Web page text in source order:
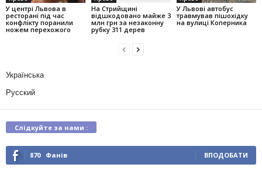
У центрі Львова в
ресторані під час
конфлікту поранили
ножем перехожого
На Стрийщині
відшкодовано майже 3
млн грн за незаконну
рубку 311 дерев
У Львові автобус
травмував пішохідку
на вулиці Коперника
Українська
Русский
Слідкуйте за нами :
870 Фанів ВПОДОБАТИ